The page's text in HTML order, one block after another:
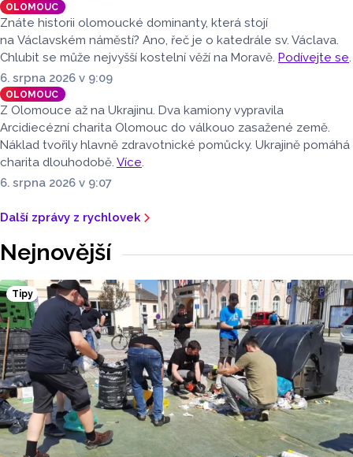
OLOMOUC
Znáte historii olomoucké dominanty, která stojí
na Václavském náměstí? Ano, řeč je o katedrále sv. Václava.
Chlubit se může nejvyšší kostelní věží na Moravě. Podívejte se.
6. srpna 2026 v 9:09
OLOMOUC
Z Olomouce až na Ukrajinu. Dva kamiony vypravila
Arcidiecézní charita Olomouc do válkouo zasažené země.
Náklad tvořily hlavně zdravotnické pomůcky. Ukrajině pomáhá
charita dlouhodobě. Více.
6. srpna 2026 v 9:07
Další zprávy z rychlovek
Nejnovější
Tipy